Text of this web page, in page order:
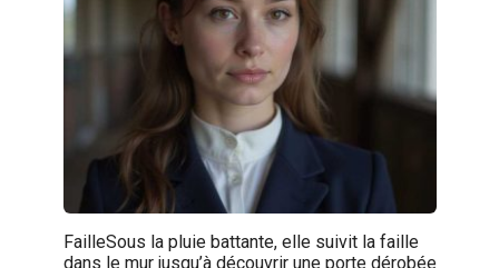
FailleSous la pluie battante, elle suivit la faille
dans le mur jusqu’à découvrir une porte dérobée